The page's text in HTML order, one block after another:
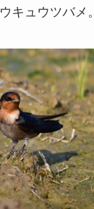
キュウツバメ。